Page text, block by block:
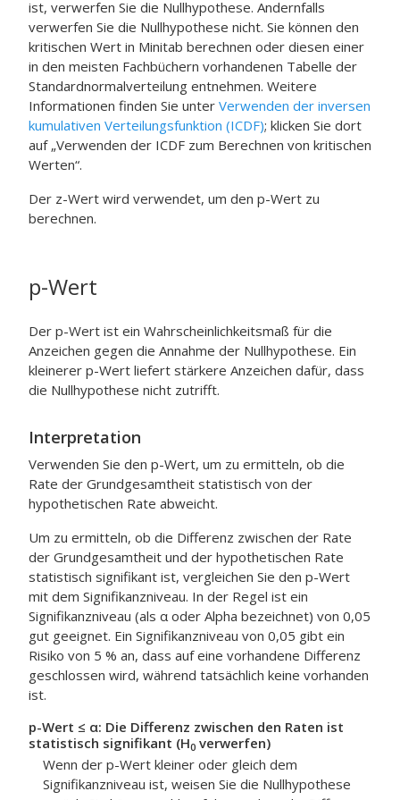
ist, verwerfen Sie die Nullhypothese. Andernfalls
verwerfen Sie die Nullhypothese nicht. Sie können den
kritischen Wert in Minitab berechnen oder diesen einer
in den meisten Fachbüchern vorhandenen Tabelle der
Standardnormalverteilung entnehmen. Weitere
Informationen finden Sie unter Verwenden der inversen
kumulativen Verteilungsfunktion (ICDF); klicken Sie dort
auf „Verwenden der ICDF zum Berechnen von kritischen
Werten“.
Der z-Wert wird verwendet, um den p-Wert zu
berechnen.
p-Wert
Der p-Wert ist ein Wahrscheinlichkeitsmaß für die
Anzeichen gegen die Annahme der Nullhypothese. Ein
kleinerer p-Wert liefert stärkere Anzeichen dafür, dass
die Nullhypothese nicht zutrifft.
Interpretation
Verwenden Sie den p-Wert, um zu ermitteln, ob die
Rate der Grundgesamtheit statistisch von der
hypothetischen Rate abweicht.
Um zu ermitteln, ob die Differenz zwischen der Rate
der Grundgesamtheit und der hypothetischen Rate
statistisch signifikant ist, vergleichen Sie den p-Wert
mit dem Signifikanzniveau. In der Regel ist ein
Signifikanzniveau (als α oder Alpha bezeichnet) von 0,05
gut geeignet. Ein Signifikanzniveau von 0,05 gibt ein
Risiko von 5 % an, dass auf eine vorhandene Differenz
geschlossen wird, während tatsächlich keine vorhanden
ist.
p-Wert ≤ α: Die Differenz zwischen den Raten ist
statistisch signifikant (H0 verwerfen)
Wenn der p-Wert kleiner oder gleich dem
Signifikanzniveau ist, weisen Sie die Nullhypothese